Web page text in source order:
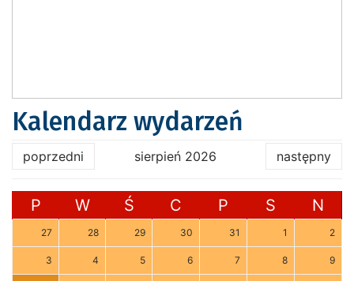
Kalendarz wydarzeń
poprzedni sierpień 2026 następny
P W Ś C P S N
27 28 29 30 31 1 2
3 4 5 6 7 8 9